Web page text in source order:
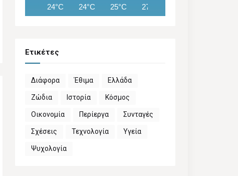
24°C 24°C 25°C 27°C
Ετικέτες
Διάφορα Έθιμα Ελλάδα
Ζώδια Ιστορία Κόσμος
Οικονομία Περίεργα Συνταγές
Σχέσεις Τεχνολογία Υγεία
Ψυχολογία